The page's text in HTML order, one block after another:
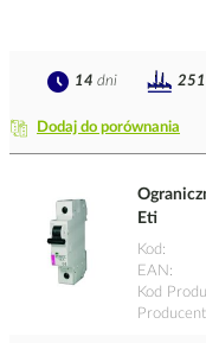
Dodaj do porównania
14 dni 251
Eti
Kod
EAN
Kod
Producent